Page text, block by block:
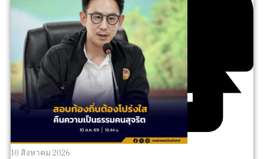
10 สิงหาคม 2026